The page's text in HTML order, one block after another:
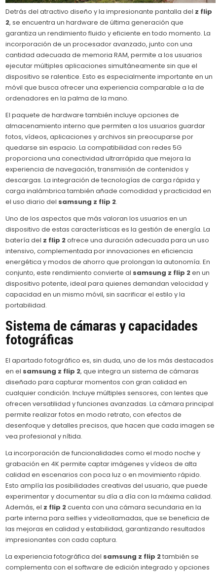
Detrás del atractivo diseño y la impresionante pantalla del z flip
2, se encuentra un hardware de última generación que
garantiza un rendimiento fluido y eficiente en todo momento. La
incorporación de un procesador avanzado, junto con una
cantidad adecuada de memoria RAM, permite a los usuarios
ejecutar múltiples aplicaciones simultáneamente sin que el
dispositivo se ralentice. Esto es especialmente importante en un
móvil que busca ofrecer una experiencia comparable a la de
ordenadores en la palma de la mano.
El paquete de hardware también incluye opciones de
almacenamiento interno que permiten a los usuarios guardar
fotos, vídeos, aplicaciones y archivos sin preocuparse por
quedarse sin espacio. La compatibilidad con redes 5G
proporciona una conectividad ultrarrápida que mejora la
experiencia de navegación, transmisión de contenidos y
descargas. La integración de tecnologías de carga rápida y
carga inalámbrica también añade comodidad y practicidad en
el uso diario del samsung z flip 2.
Uno de los aspectos que más valoran los usuarios en un
dispositivo de estas características es la gestión de energía. La
batería del z flip 2ofrece una duración adecuada para un uso
intensivo, complementada por innovaciones en eficiencia
energética y modos de ahorro que prolongan la autonomía. En
conjunto, este rendimiento convierte al samsung z flip 2en un
dispositivo potente, ideal para quienes demandan velocidad y
capacidad en un mismo móvil, sin sacrificar el estilo y la
portabilidad.
Sistema de cámaras y capacidades
fotográficas
El apartado fotográfico es, sin duda, uno de los más destacados
en el samsung z flip 2, que integra un sistema de cámaras
diseñado para capturar momentos con gran calidad en
cualquier condición. Incluye múltiples sensores, con lentes que
ofrecen versatilidad y funciones avanzadas. La cámara principal
permite realizar fotos en modo retrato, con efectos de
desenfoque y detalles precisos, que hacen que cada imagen se
vea profesional y nítida.
La incorporación de funcionalidades como el modo noche y
grabación en 4K permite captar imágenes y vídeos de alta
calidad en escenarios con poca luz o en movimiento rápido.
Esto amplía las posibilidades creativas del usuario, que puede
experimentar y documentar su día a día con la máxima calidad.
Además, el z flip 2cuenta con una cámara secundaria en la
parte interna para selfies y videollamadas, que se beneficia de
las mejoras en calidad y estabilidad, garantizando resultados
impresionantes con cada captura.
La experiencia fotográfica del samsung z flip 2también se
complementa con el software de edición integrado y opciones